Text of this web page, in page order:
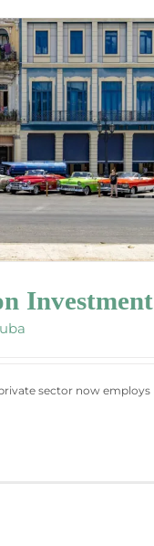
Investment
sector now employs